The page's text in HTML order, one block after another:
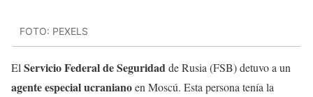
FOTO: PEXELS
El Servicio Federal de Seguridadde Rusia (FSB) detuvo a un
agente especial ucranianoen Moscú. Esta persona tenía la